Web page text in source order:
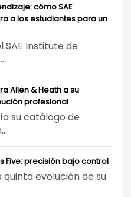
cómo SAE
a los estudiantes para un
SAE Institute de
Allen & Heath a su
profesional
su catálogo de
Five: precisión bajo control
quinta evolución de su